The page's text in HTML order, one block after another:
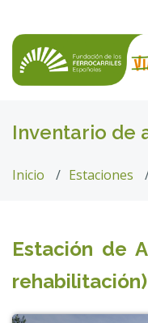
Inventario de
Inicio Estaciones
Estación de
rehabilitación)